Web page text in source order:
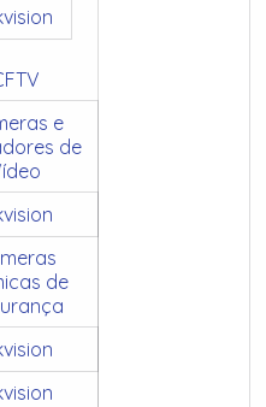
e
de
de